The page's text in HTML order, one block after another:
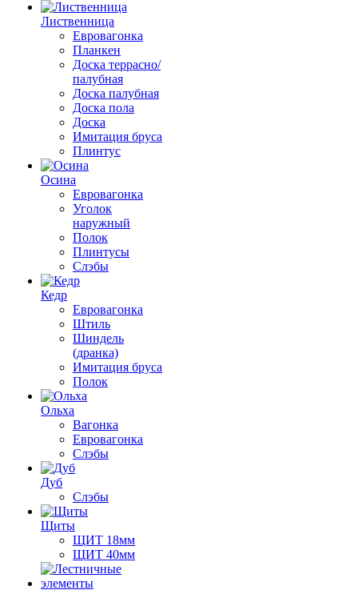
Лиственница
Евровагонка
Планкен
Доска террасно/
палубная
Доска палубная
Доска пола
Доска
Имитация бруса
Плинтус
Осина
Евровагонка
Уголок
наружный
Полок
Плинтусы
Слэбы
Кедр
Евровагонка
Штиль
Шиндель
(дранка)
Имитация бруса
Полок
Ольха
Вагонка
Евровагонка
Слэбы
Дуб
Слэбы
Щиты
ЩИТ 18мм
ЩИТ 40мм